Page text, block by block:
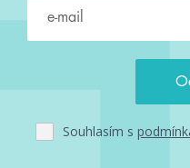
Souhlasím s